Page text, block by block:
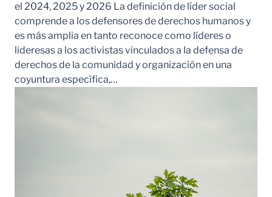
el 2024, 2025 y 2026 La definición de líder social
comprende a los defensores de derechos humanos y
es más amplia en tanto reconoce como líderes o
lideresas a los activistas vinculados a la defensa de
derechos de la comunidad y organización en una
coyuntura específica,…